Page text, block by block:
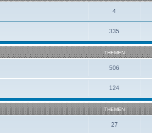
4
335
THEMEN
506
124
THEMEN
27